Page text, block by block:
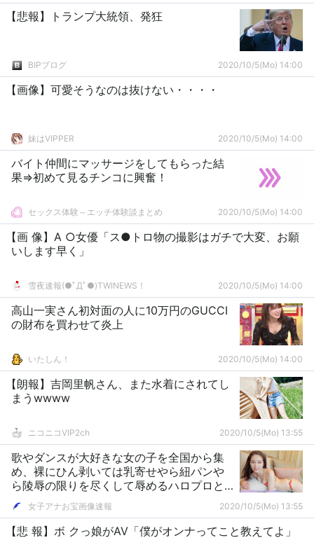
【悲報】トランプ大統領、発狂
BIPブログ 2020/10/5(Mo) 14:00
【画像】可愛そうなのは抜けない・・・・
妹はVIPPER 2020/10/5(Mo) 14:00
バイト仲間にマッサージをしてもらった結
果⇒初めて見るチンコに興奮！
セックス体験～エッチ体験談まとめ 2020/10/5(Mo) 14:00
【画 像】A ○女優「ス●トロ物の撮影はガチで大変、お願
いします早く」
雪夜速報(●ﾟДﾟ●)TWINEWS！ 2020/10/5(Mo) 14:00
高山一実さん初対面の人に10万円のGUCCI
の財布を買わせて炎上
いたしん！ 2020/10/5(Mo) 14:00
【朗報】吉岡里帆さん、また水着にされてし
まうwwww
ニコニコVIP2ch 2020/10/5(Mo) 13:55
歌やダンスが大好きな女の子を全国から集
め、裸にひん剥いては乳寄せやら紐パンや
ら陵辱の限りを尽くして辱めるハロプロと
いう鬼畜集団
女子アナお宝画像速報 2020/10/5(Mo) 13:55
【悲 報】ボ クっ娘がAV「僕がオンナってこと教えてよ」